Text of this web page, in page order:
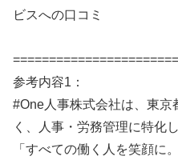
ビスへの口コミ
参考内容1：
#One人事株式会社は、東京
く、人事・労務管理に特化
「すべての働く人を笑顔に